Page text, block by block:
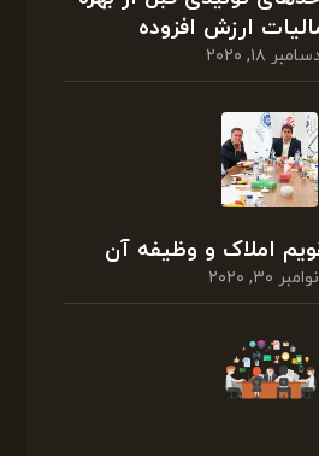
ارزش افزوده
۱۸, ۲۰۲۰
املاک و وظیفه آن
نوامبر ۳۰, ۲۰۲۰